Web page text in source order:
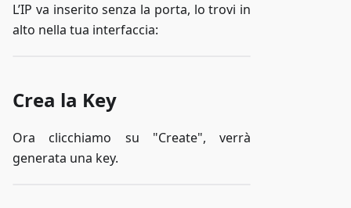
L’IP va inserito senza la porta, lo trovi in
alto nella tua interfaccia:
Crea la Key
Ora clicchiamo su "Create", verrà
generata una key.